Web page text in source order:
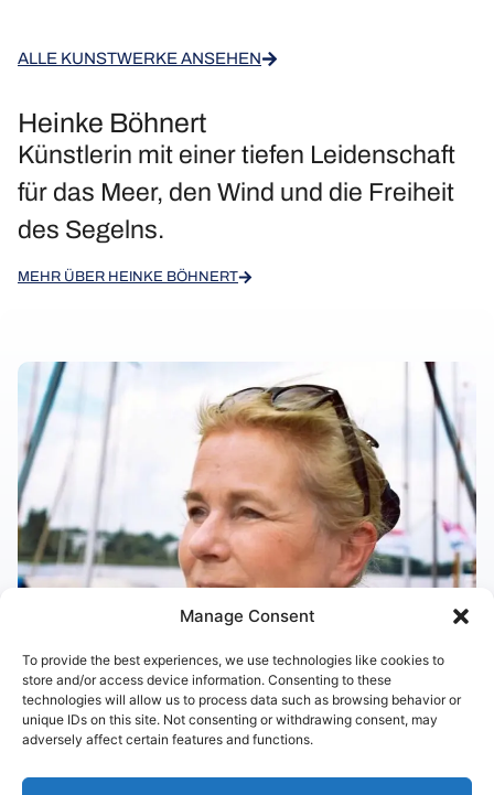
Manage Consent
To provide the best experiences, we use technologies like cookies to
store and/or access device information. Consenting to these
technologies will allow us to process data such as browsing behavior or
unique IDs on this site. Not consenting or withdrawing consent, may
adversely affect certain features and functions.
ALLE KUNSTWERKE ANSEHEN
Heinke Böhnert
Künstlerin mit einer tiefen Leidenschaft
für das Meer, den Wind und die Freiheit
des Segelns.
MEHR ÜBER HEINKE BÖHNERT